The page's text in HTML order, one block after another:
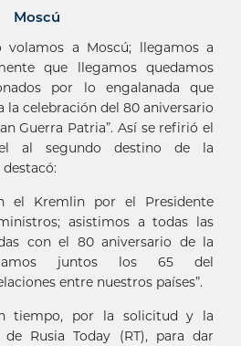
Moscú
volamos a Moscú; llegamos a
que llegamos quedamos
por lo engalanada que
la celebración del 80 aniversario
Guerra Patria”. Así se refirió el
al segundo destino de la
el Kremlin por el Presidente
asistimos a todas las
con el 80 aniversario de la
juntos los 65 del
entre nuestros países”.
tiempo, por la solicitud y la
Rusia Today (RT), para dar